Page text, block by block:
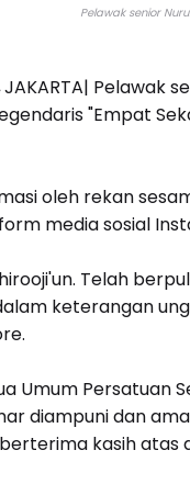
Pelawak senior
JAKARTA| Pelawak
"Empat
oleh rekan
media sosial
Telah
keterangan
Umum Persatuan
diampuni dan
kasih